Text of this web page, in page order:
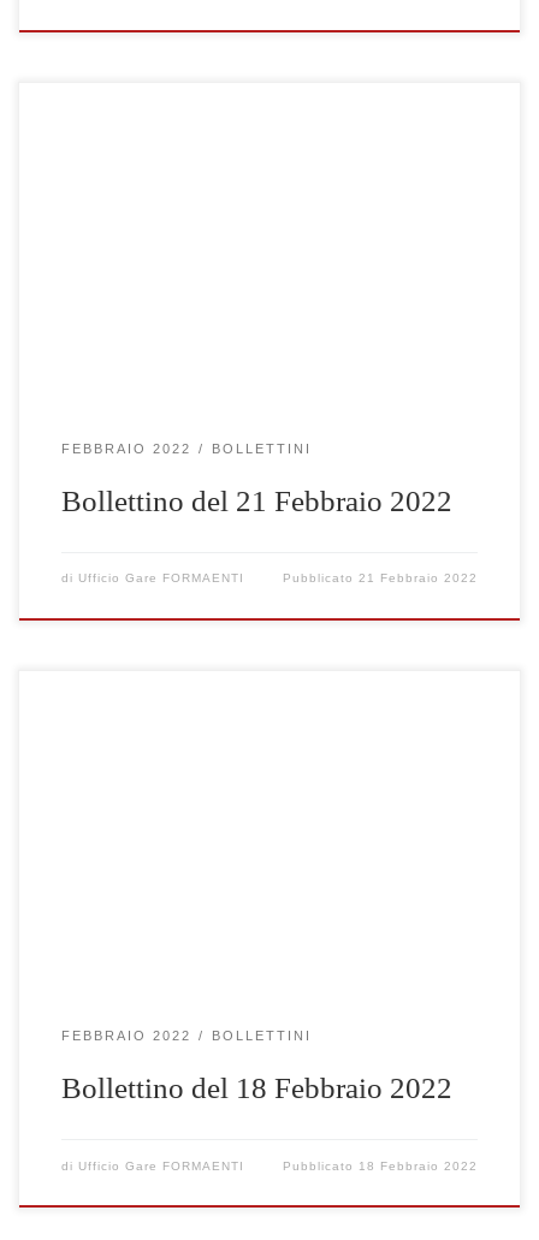
FEBBRAIO 2022 BOLLETTINI
Bollettino del 21 Febbraio 2022
di Ufficio Gare FORMAENTI Pubblicato21 Febbraio 2022
FEBBRAIO 2022 BOLLETTINI
Bollettino del 18 Febbraio 2022
di Ufficio Gare FORMAENTI Pubblicato 18 Febbraio 2022